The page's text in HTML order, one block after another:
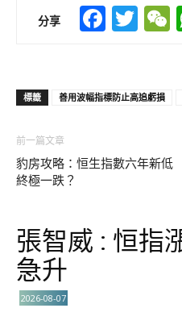
分享
標籤 善用波幅指標防止高追虧損
前一篇文章
豹房攻略：恒生指數六年新低
終極一跌？
張智威 : 恒指
急升
2026-08-07